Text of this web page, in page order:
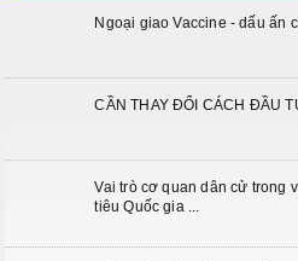
Ngoại giao Vaccine - dấu ấn
CẦN THAY ĐỔI CÁCH ĐẦU
Vai trò cơ quan dân cử trong
tiêu Quốc gia ...